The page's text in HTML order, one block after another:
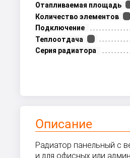
Отапливаемая площадь
Количество элементов
Подключение
Теплоотдача
Серия радиатора
Описание
Радиатор панельный с
и для офисных или